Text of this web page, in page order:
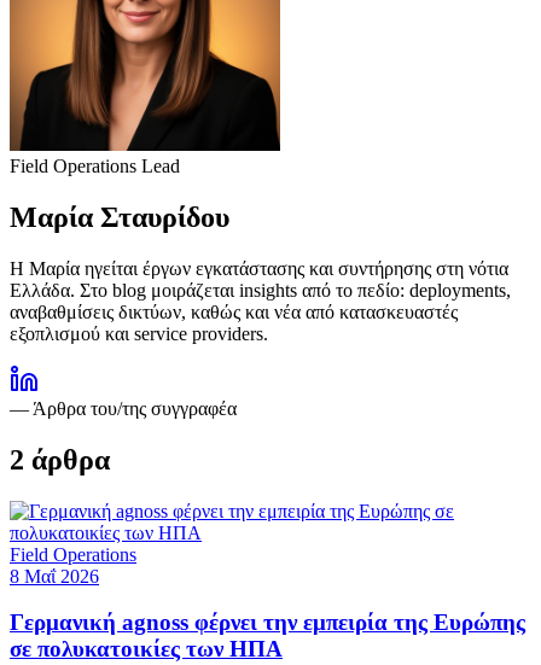
Field Operations Lead
Μαρία Σταυρίδου
Η Μαρία ηγείται έργων εγκατάστασης και συντήρησης στη νότια
Ελλάδα. Στο blog μοιράζεται insights από το πεδίο: deployments,
αναβαθμίσεις δικτύων, καθώς και νέα από κατασκευαστές
εξοπλισμού και service providers.
— Άρθρα του/της συγγραφέα
2 άρθρα
Field Operations
8 Μαΐ 2026
Γερμανική agnoss φέρνει την εμπειρία της Ευρώπης
σε πολυκατοικίες των ΗΠΑ